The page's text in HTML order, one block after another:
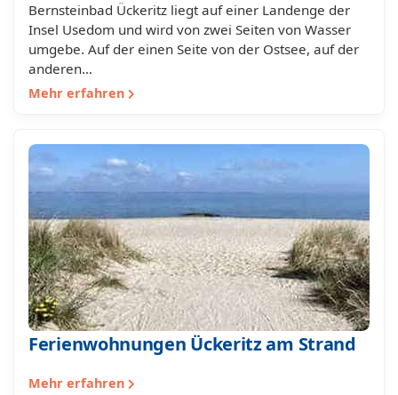
Bernsteinbad Ückeritz liegt auf einer Landenge der
Insel Usedom und wird von zwei Seiten von Wasser
umgebe. Auf der einen Seite von der Ostsee, auf der
anderen…
Mehr erfahren
Ferienwohnungen Ückeritz am Strand
Mehr erfahren